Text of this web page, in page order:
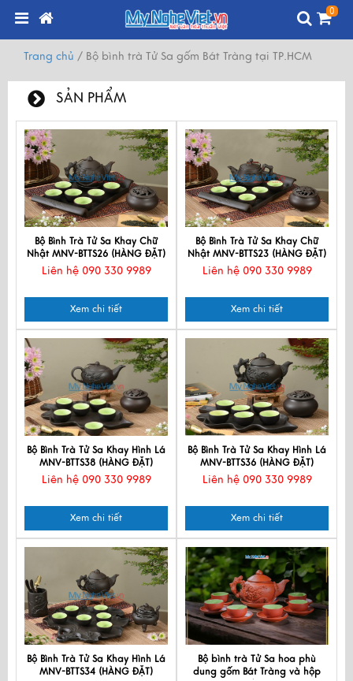
0
Trang chủ / Bộ bình trà Tử Sa gốm Bát Tràng tại TP.HCM
SẢN PHẨM
Bộ Bình Trà Tử Sa Khay Chữ
Nhật MNV-BTTS26 (HÀNG ĐẶT)
Liên hệ 090 330 9989
Xem chi tiết
Bộ Bình Trà Tử Sa Khay Chữ
Nhật MNV-BTTS23 (HÀNG ĐẶT)
Liên hệ 090 330 9989
Xem chi tiết
Bộ Bình Trà Tử Sa Khay Hình Lá
MNV-BTTS38 (HÀNG ĐẶT)
Liên hệ 090 330 9989
Xem chi tiết
Bộ Bình Trà Tử Sa Khay Hình Lá
MNV-BTTS36 (HÀNG ĐẶT)
Liên hệ 090 330 9989
Xem chi tiết
Bộ Bình Trà Tử Sa Khay Hình Lá
MNV-BTTS34 (HÀNG ĐẶT)
Bộ bình trà Tử Sa hoa phù
dung gốm Bát Tràng và hộp